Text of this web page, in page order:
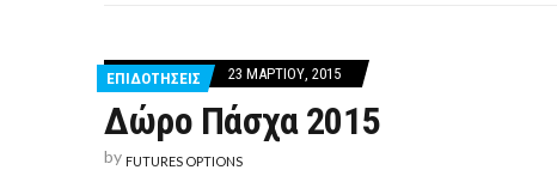
ΤΑΜΕΊΟ ΜΙΚΡΟΠΙΣΤΏΣΕΩΝ ΣΥΧΝΈΣ
ΕΠΙΔΟΤΗΣΕΙΣ 23 ΜΑΡΤΊΟΥ, 2015
Δώρο Πάσχα 2015
by FUTURES OPTIONS